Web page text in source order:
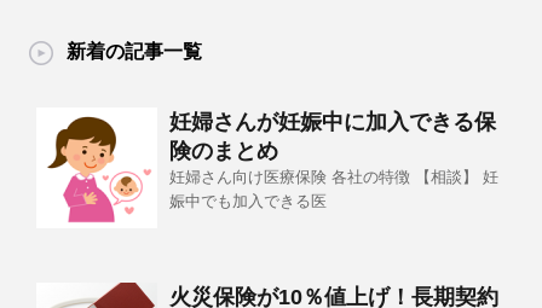
新着の記事一覧
妊婦さんが妊娠中に加入できる保
険のまとめ
妊婦さん向け医療保険 各社の特徴 【相談】 妊
娠中でも加入できる医
火災保険が10％値上げ！長期契約